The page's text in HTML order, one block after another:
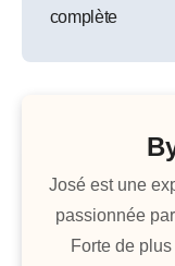
l’article
complète
José est une
passionnée
Forte de